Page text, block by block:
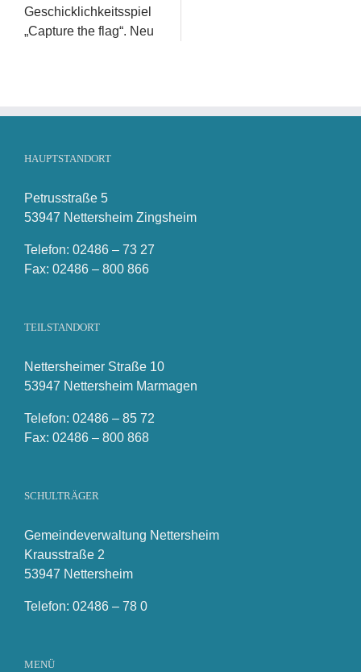
Geschicklichkeitsspiel
„Capture the flag“. Neu
HAUPTSTANDORT
Petrusstraße 5
53947 Nettersheim Zingsheim
Telefon: 02486 – 73 27
Fax: 02486 – 800 866
TEILSTANDORT
Nettersheimer Straße 10
53947 Nettersheim Marmagen
Telefon: 02486 – 85 72
Fax: 02486 – 800 868
SCHULTRÄGER
Gemeindeverwaltung Nettersheim
Krausstraße 2
53947 Nettersheim
Telefon: 02486 – 78 0
MENÜ